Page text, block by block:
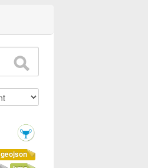
geojson